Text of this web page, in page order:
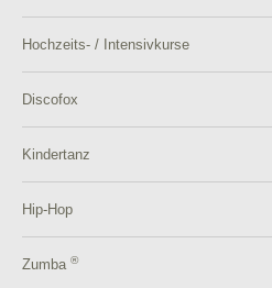
Hochzeits- / Intensivkurse
Discofox
Kindertanz
Hip-Hop
Zumba ®